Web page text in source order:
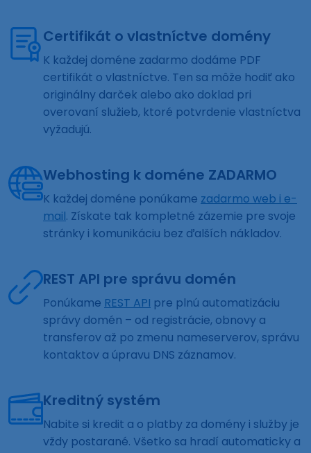
Certifikát o vlastníctve domény
K každej doméne zadarmo dodáme PDF
certifikát o vlastníctve. Ten sa môže hodiť ako
originálny darček alebo ako doklad pri
overovaní služieb, ktoré potvrdenie vlastníctva
vyžadujú.
Webhosting k doméne ZADARMO
K každej doméne ponúkame zadarmo web i e-
mail. Získate tak kompletné zázemie pre svoje
stránky i komunikáciu bez ďalších nákladov.
REST API pre správu domén
Ponúkame REST API pre plnú automatizáciu
správy domén – od registrácie, obnovy a
transferov až po zmenu nameserverov, správu
kontaktov a úpravu DNS záznamov.
Kreditný systém
Nabite si kredit a o platby za domény i služby je
vždy postarané. Všetko sa hradí automaticky a